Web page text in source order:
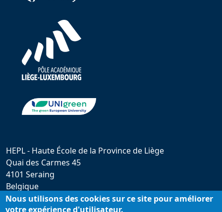
HEPL - Haute École de la Province de Liège
Quai des Carmes 45
4101 Seraing
Belgique
hepl@provincedeliege.be
Nous utilisons des cookies sur ce site pour améliorer
votre expérience d'utilisateur.